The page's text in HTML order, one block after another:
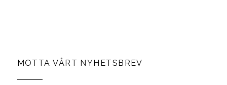
MOTTA VÅRT NYHETSBREV